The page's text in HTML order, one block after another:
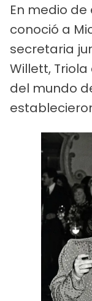
En medio
conoció a
secretaria
Willett,
del mundo